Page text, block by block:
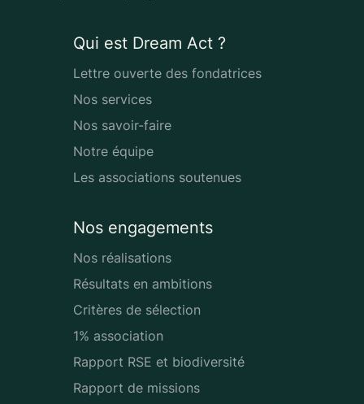
Qui est Dream Act ?
Lettre ouverte des fondatrices
Nos services
Nos savoir-faire
Notre équipe
Les associations soutenues
Nos engagements
Nos réalisations
Résultats en ambitions
Critères de sélection
1% association
Rapport RSE et biodiversité
Rapport de missions